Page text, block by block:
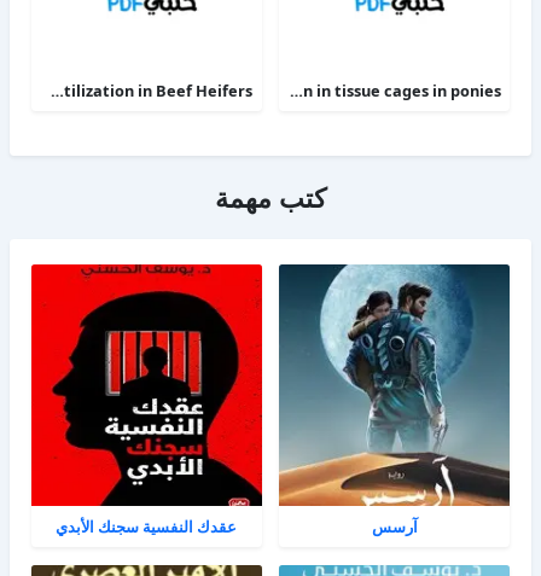
Clinical efficacy of intravenous administration of marbofloxacin in a Staphylococcus aureus infection in tissue cages in ponies
Phosphorus Deficiency Metabolism and Food Utilization in Beef Heifers
كتب مهمة
آرسس عقدك النفسية سجنك الأبدي